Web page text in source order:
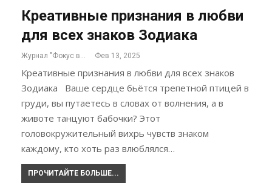
Креативные признания в любви
для всех знаков Зодиака
Журнал "Фокус внимания" Фев 13, 2025
Креативные признания в любви для всех знаков
Зодиака Ваше сердце бьётся трепетной птицей в
груди, вы путаетесь в словах от волнения, а в
животе танцуют бабочки? Этот
головокружительный вихрь чувств знаком
каждому, кто хоть раз влюблялся…
ПРОЧИТАЙТЕ БОЛЬШЕ...